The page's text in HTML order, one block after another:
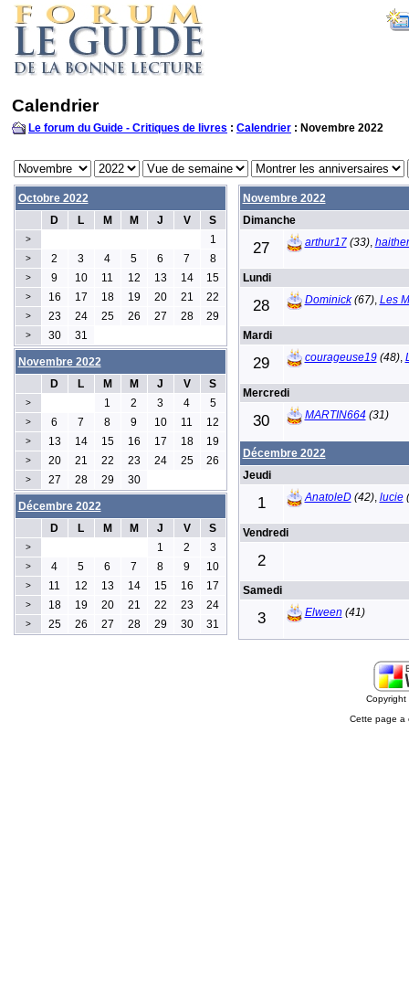
Calendrier
Le forum du Guide - Critiques de livres : Calendrier : Novembre 2022
Octobre 2022
D
L M M J V S
> 1
> 2 3 4 5 6 7 8
> 9 10 11 12 13 14 15
> 16 17 18 19 20 21 22
> 23 24 25 26 27 28 29
> 30 31
Novembre 2022
Dimanche
27 arthur17(33),
Lundi
28 Dominick(67), Les
Mardi
29 courageuse19(48),
Mercredi
30 MARTIN664(31)
Décembre 2022
Jeudi
1 AnatoleD(42), lucie
Vendredi
2
Samedi
3 Elween (41)
Novembre 2022
D
L M M J V S
> 1 2 3 4 5
> 6 7 8 9 10 11 12
> 13 14 15 16 17 18 19
> 20 21 22 23 24 25 26
> 27 28 29 30
Décembre 2022
D
L M M J V S
> 1 2 3
> 4 5 6 7 8 9 10
> 11 12 13 14 15 16 17
> 18 19 20 21 22 23 24
> 25 26 27 28 29 30 31
Cette page a